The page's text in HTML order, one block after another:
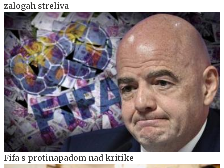
zalogah streliva
Fifa s protinapadom nad kritike